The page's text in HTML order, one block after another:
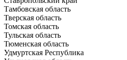
Тамбовская область
Тверская область
Томская область
Тульская область
Тюменская область
Удмуртская Республика